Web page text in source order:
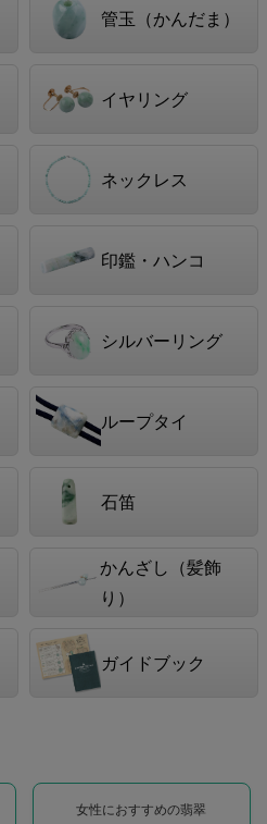
管玉（かんだま）
イヤリング
ネックレス
印鑑・ハンコ
シルバーリング
ループタイ
石笛
かんざし（髪飾
り）
ガイドブック
女性におすすめの翡翠